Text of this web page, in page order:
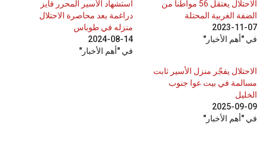
الاحتلال يعتقل 56 مواطنا من
الضفة الغربية المحتلة
2023-11-07
في "أهم الأخبار"
استشهاد الأسير المحرر فايز
دراغمة بعد محاصرة الاحتلال
منزله في طوباس
2024-08-14
في "أهم الأخبار"
الاحتلال يفجّر منزل الأسير ثابت
مسالمة في بيت عوا جنوب
الخليل
2025-09-09
في "أهم الأخبار"